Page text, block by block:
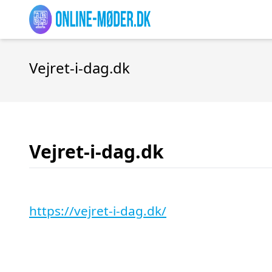
Vejret-i-dag.dk
Vejret-i-dag.dk
https://vejret-i-dag.dk/